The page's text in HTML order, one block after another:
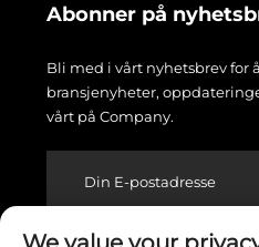
Abonner på
Bli med i vårt nyhetsbrev for
bransjenyheter,
vårt på Company.